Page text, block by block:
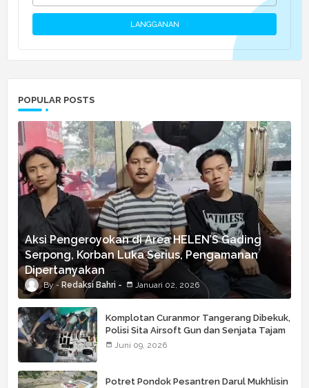
POPULAR POSTS
Aksi Pengeroyokan di Area HELEN’S Gading
Serpong, Korban Luka Serius, Pengamanan
Dipertanyakan
Redaksi Bahri Januari 02, 2026
Komplotan Curanmor Tangerang Dibekuk,
Polisi Sita Airsoft Gun dan Senjata Tajam
Juni 09, 2026
Potret Pondok Pesantren Darul Mukhlisin